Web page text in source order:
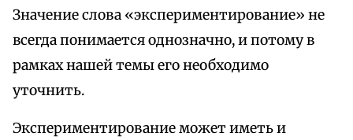
Значение слова «экспериментирование» не
всегда понимается однозначно, и потому в
рамках нашей темы его необходимо
уточнить.
Экспериментирование может иметь и